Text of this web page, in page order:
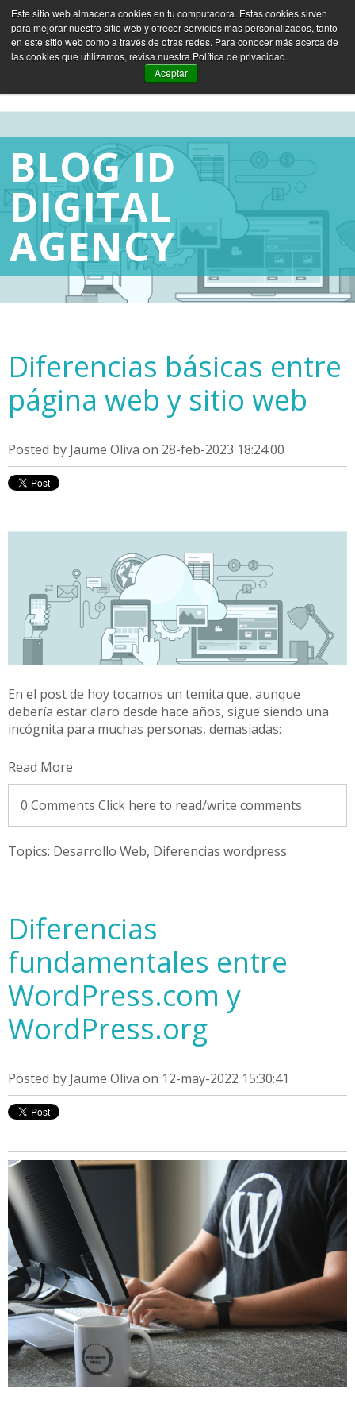
Este sitio web almacena cookies en tu computadora. Estas cookies sirven
para mejorar nuestro sitio web y ofrecer servicios más personalizados, tanto
en este sitio web como a través de otras redes. Para conocer más acerca de
las cookies que utilizamos, revisa nuestra Política de privacidad.
Aceptar
ES EN FR
BLOG ID
DIGITAL
AGENCY
Diferencias básicas entre
página web y sitio web
Posted by Jaume Oliva on 28-feb-2023 18:24:00
En el post de hoy tocamos un temita que, aunque
debería estar claro desde hace años, sigue siendo una
incógnita para muchas personas, demasiadas:
Read More
0 Comments Click here to read/write comments
Topics: Desarrollo Web, Diferencias wordpress
Diferencias
fundamentales entre
WordPress.com y
WordPress.org
Posted by Jaume Oliva on 12-may-2022 15:30:41